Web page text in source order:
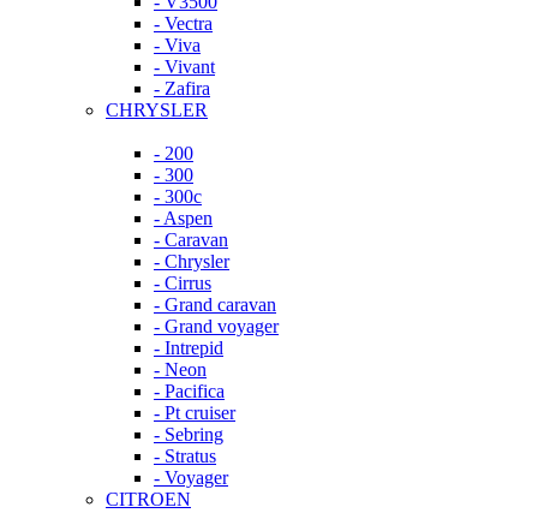
- Vectra
- Viva
- Vivant
- Zafira
CHRYSLER
- 200
- 300
- 300c
- Aspen
- Caravan
- Chrysler
- Cirrus
- Grand caravan
- Grand voyager
- Intrepid
- Neon
- Pacifica
- Pt cruiser
- Sebring
- Stratus
- Voyager
CITROEN